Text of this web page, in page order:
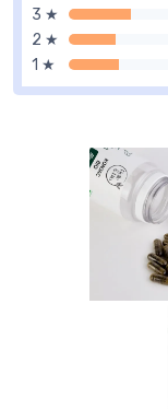
3 ★
2 ★
1 ★